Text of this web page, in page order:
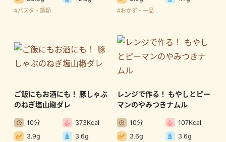
#パスタ・麺類 #おかず・一品
ご飯にもお酒にも！ 豚しゃぶ
のねぎ塩山椒ダレ
10分
373Kcal
3.9g
3.6g
レンジで作る！ もやしとピー
マンのやみつきナムル
10分
107Kcal
3.6g
3.6g